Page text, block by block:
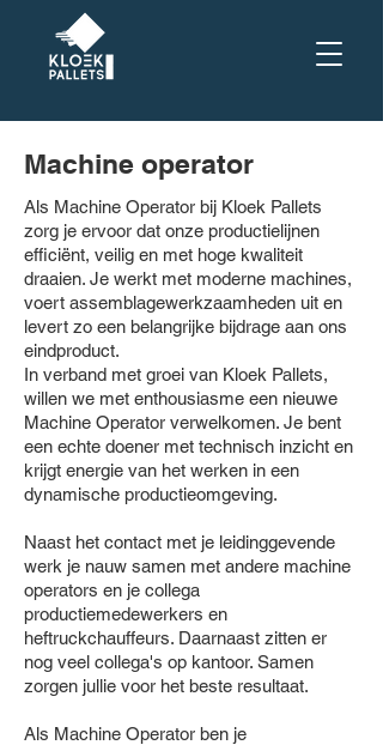
Machine operator
Als Machine Operator bij Kloek Pallets
zorg je ervoor dat onze productielijnen
efficiënt, veilig en met hoge kwaliteit
draaien. Je werkt met moderne machines,
voert assemblagewerkzaamheden uit en
levert zo een belangrijke bijdrage aan ons
eindproduct.
In verband met groei van Kloek Pallets,
willen we met enthousiasme een nieuwe
Machine Operator verwelkomen. Je bent
een echte doener met technisch inzicht en
krijgt energie van het werken in een
dynamische productieomgeving.
Naast het contact met je leidinggevende
werk je nauw samen met andere machine
operators en je collega
productiemedewerkers en
heftruckchauffeurs. Daarnaast zitten er
nog veel collega's op kantoor. Samen
zorgen jullie voor het beste resultaat.
Als Machine Operator ben je